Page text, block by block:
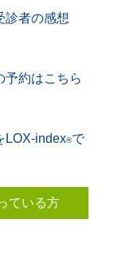
診者の感想
予約はこちら
LOX-index®️で
ている方